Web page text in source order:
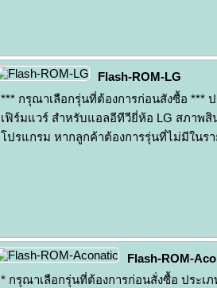
Flash-ROM-LG
*** กรุณาเลือกรุ่นที่ต้องการก่อนสังซื้อ ***
เฟิร์มแวร์ สำหรับแอลอีทีวียี่ห้อ LG สภาพ
โปรแกรม หากลูกค้าต้องการรุ่นที่ไม่มีในร
Flash-ROM-
* กรุณาเลือกรุ่นที่ต้องการก่อนสั่งซื้อ ประเภ